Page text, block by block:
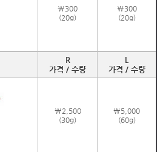
\300
(20g)
\300
(20g)
R
가격 / 수량
L
가격 / 수량
\2,500
(30g)
\5,000
(60g)